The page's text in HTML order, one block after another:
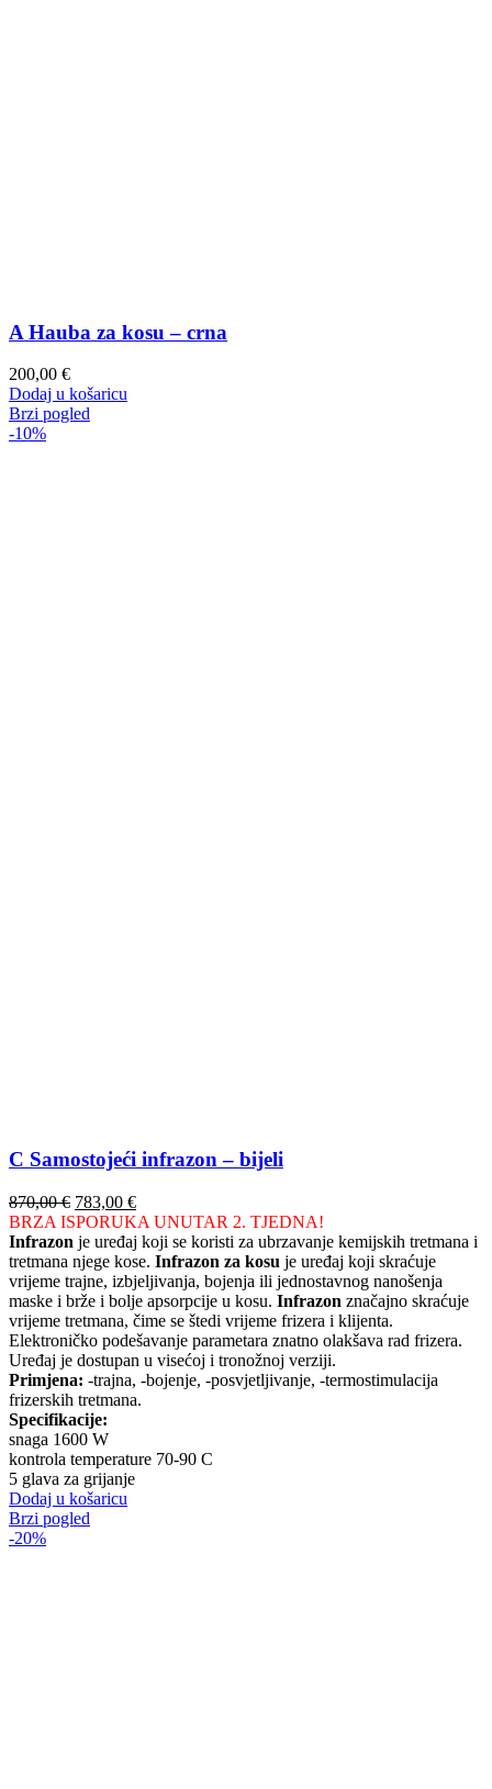
A Hauba za kosu – crna
200,00 €
Dodaj u košaricu
Brzi pogled
-10%
C Samostojeći infrazon – bijeli
870,00€ Izvorna
cijena
bila
je:
870,00 €.
783,00 €Trenutna
cijena
je:
783,00 €.
BRZA ISPORUKA UNUTAR 2. TJEDNA!
Infrazon je uređaj koji se koristi za ubrzavanje kemijskih tretmana i
tretmana njege kose. Infrazon za kosu je uređaj koji skraćuje
vrijeme trajne, izbjeljivanja, bojenja ili jednostavnog nanošenja
maske i brže i bolje apsorpcije u kosu. Infrazon značajno skraćuje
vrijeme tretmana, čime se štedi vrijeme frizera i klijenta.
Elektroničko podešavanje parametara znatno olakšava rad frizera.
Uređaj je dostupan u visećoj i tronožnoj verziji.
Primjena: -trajna, -bojenje, -posvjetljivanje, -termostimulacija
frizerskih tretmana.
Specifikacije:
snaga 1600 W
kontrola temperature 70-90 C
5 glava za grijanje
Dodaj u košaricu
Brzi pogled
-20%